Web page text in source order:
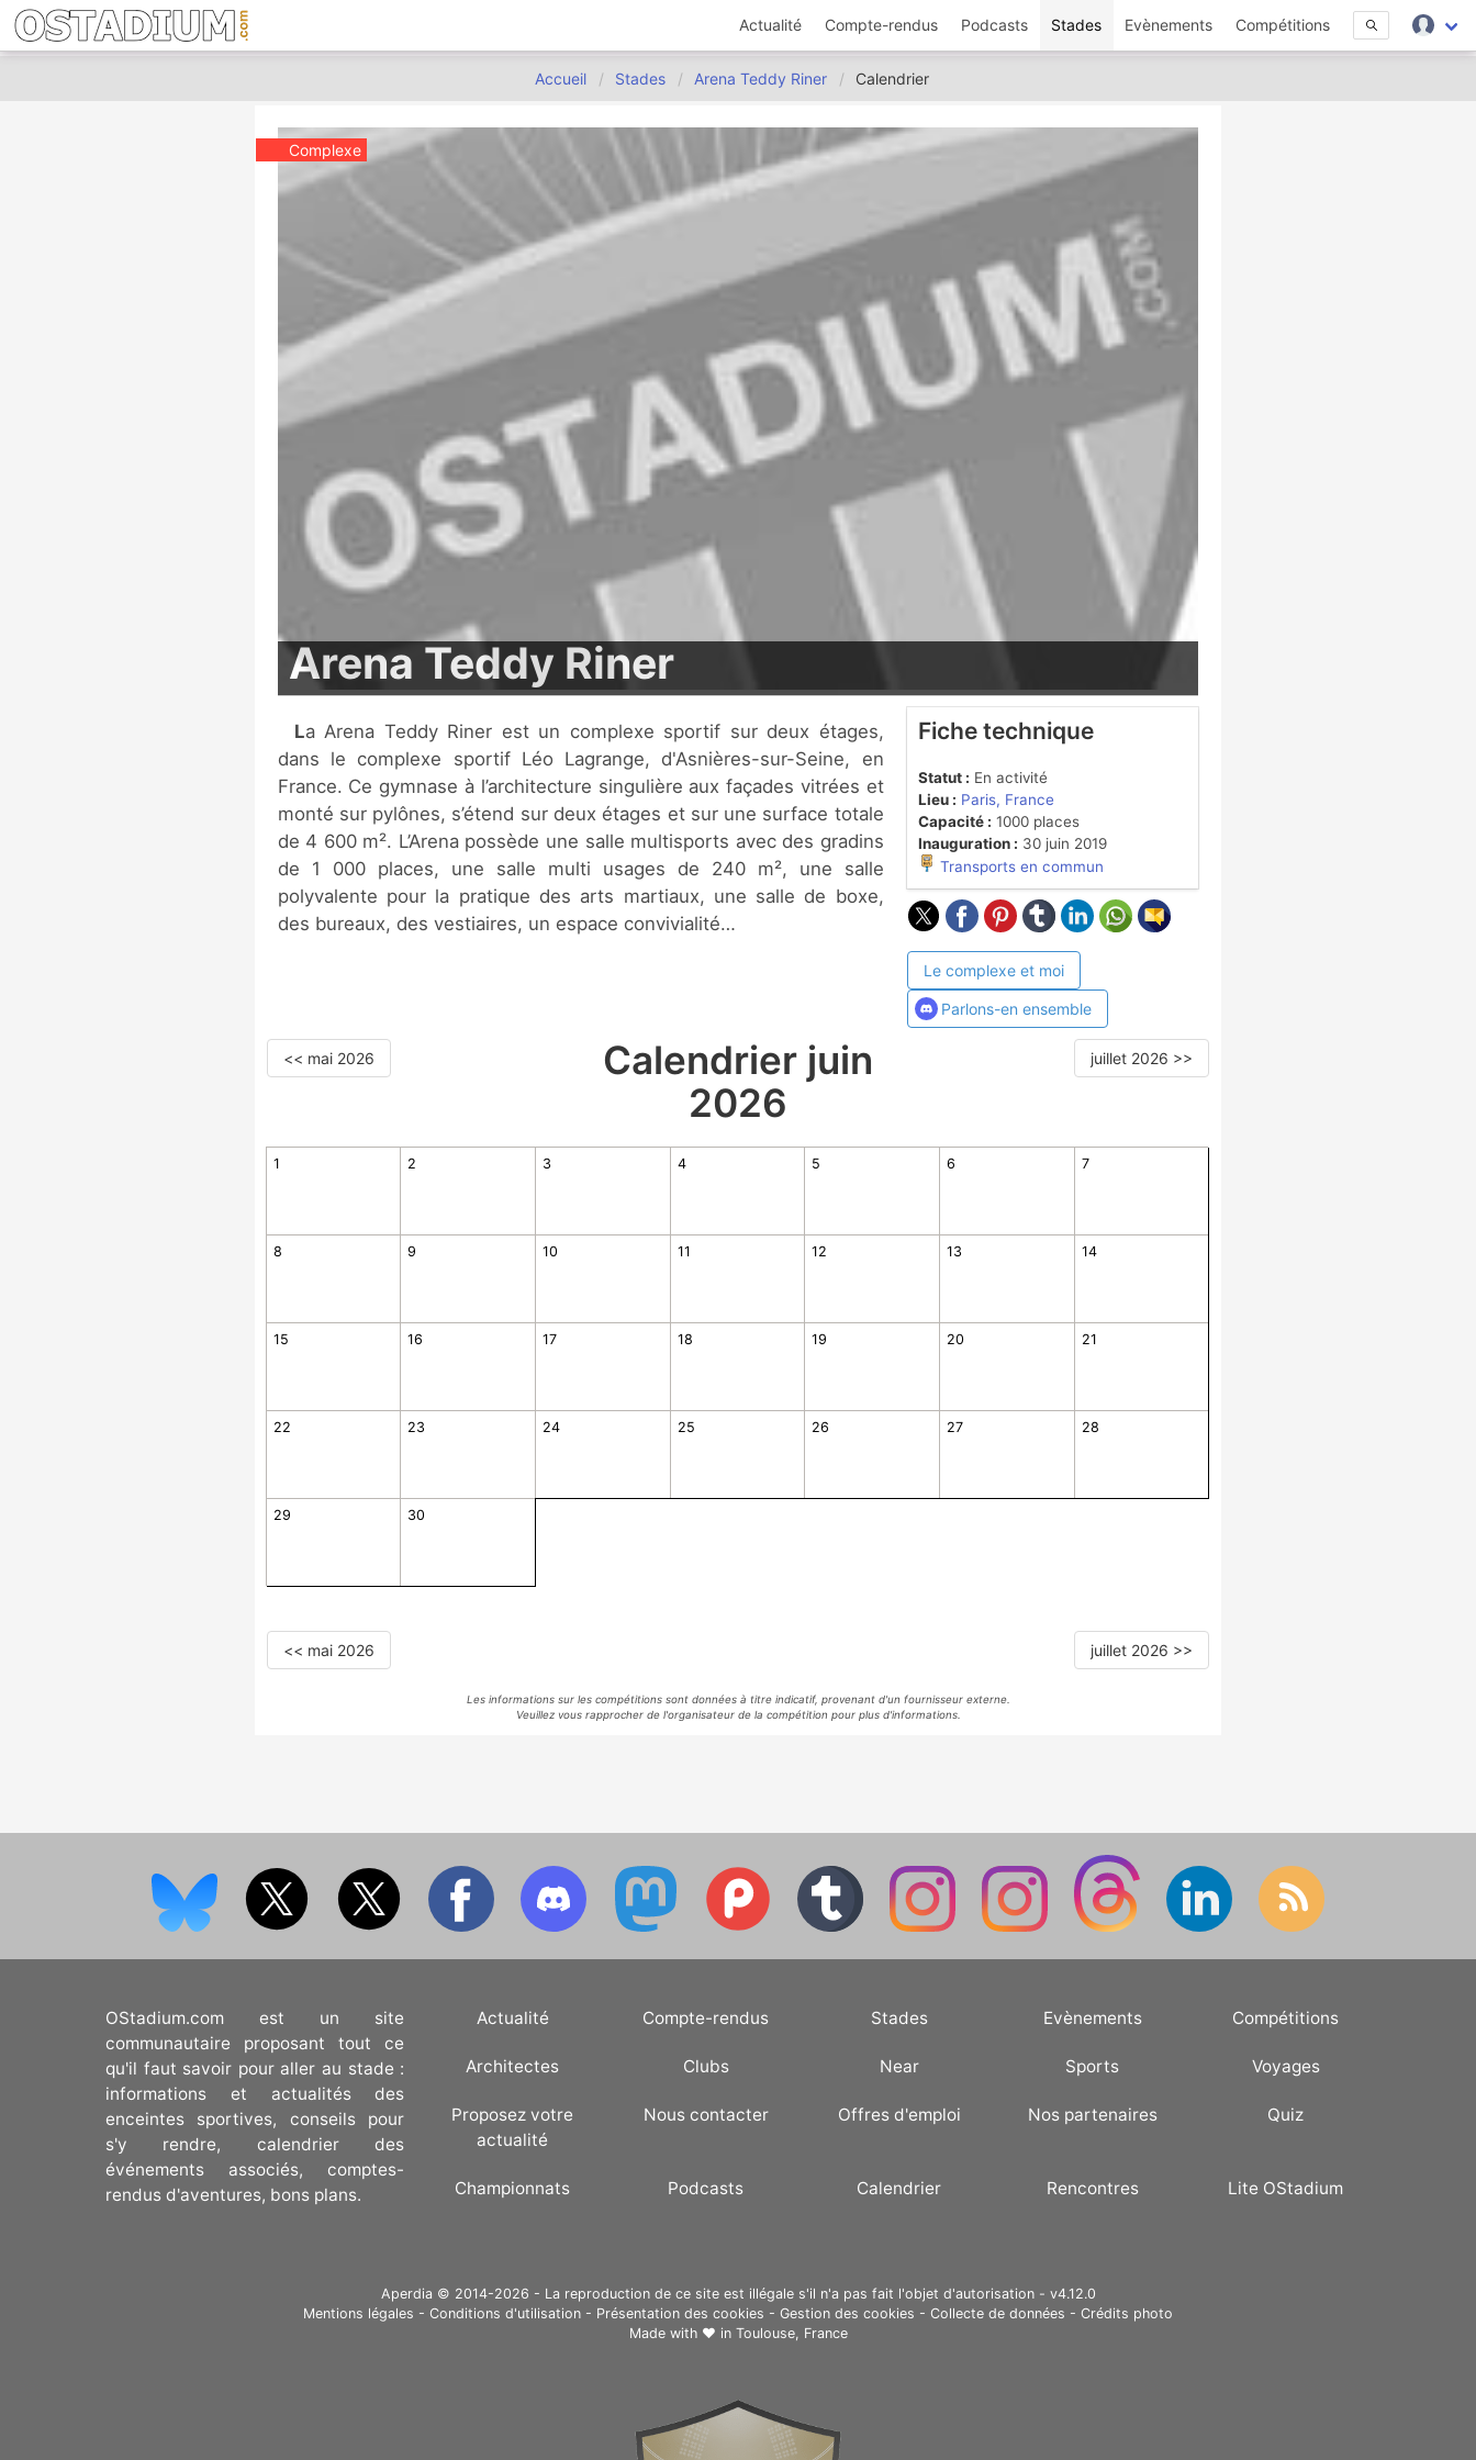
Actualité Compte-rendus Podcasts Stades Evènements Compétitions
Accueil Stades Arena Teddy Riner Calendrier
Complexe
Arena Teddy Riner
La Arena Teddy Riner est un complexe sportif sur deux étages,
dans le complexe sportif Léo Lagrange, d'Asnières-sur-Seine, en
France. Ce gymnase à l’architecture singulière aux façades vitrées et
monté sur pylônes, s’étend sur deux étages et sur une surface totale
de 4 600 m². L’Arena possède une salle multisports avec des gradins
de 1 000 places, une salle multi usages de 240 m², une salle
polyvalente pour la pratique des arts martiaux, une salle de boxe,
des bureaux, des vestiaires, un espace convivialité…
Fiche technique
Statut : En activité
Lieu : Paris, France
Capacité : 1000 places
Inauguration : 30 juin 2019
Transports en commun
Le complexe et moi
Parlons-en ensemble
Calendrier juin
2026
<< mai 2026 juillet 2026 >>
1 2 3 4 5 6 7
8 9 10 11 12 13 14
15 16 17 18 19 20 21
22 23 24 25 26 27 28
29 30
<< mai 2026 juillet 2026 >>
Les informations sur les compétitions sont données à titre indicatif, provenant d'un fournisseur externe.
Veuillez vous rapprocher de l'organisateur de la compétition pour plus d'informations.
OStadium.com est un site
communautaire proposant tout ce
qu'il faut savoir pour aller au stade :
informations et actualités des
enceintes sportives, conseils pour
s'y rendre, calendrier des
événements associés, comptes-
rendus d'aventures, bons plans.
Actualité Compte-rendus Stades Evènements Compétitions
Architectes Clubs Near Sports Voyages
Proposez votre
actualité
Nous contacter Offres d'emploi Nos partenaires Quiz
Championnats Podcasts Calendrier Rencontres Lite OStadium
Aperdia © 2014-2026 - La reproduction de ce site est illégale s'il n'a pas fait l'objet d'autorisation - v4.12.0
Mentions légales - Conditions d'utilisation - Présentation des cookies - Gestion des cookies - Collecte de données - Crédits photo
Made with ❤ in Toulouse, France